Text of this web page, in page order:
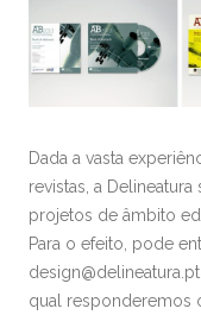
Dada a vasta
revistas, a
projetos de âmbito
Para o efeito, pode
qual responderemos